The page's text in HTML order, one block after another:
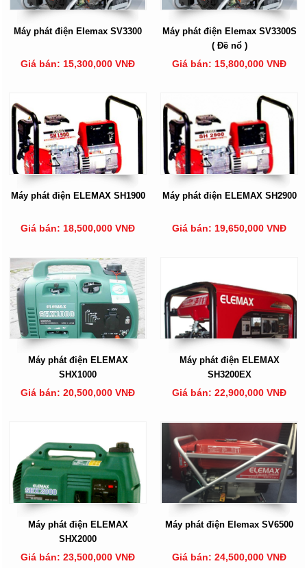
Máy phát điện Elemax SV3300
Giá bán: 15,300,000 VNĐ
Máy phát điện Elemax SV3300S
( Đề nổ )
Giá bán: 15,800,000 VNĐ
Máy phát điện ELEMAX SH1900
Giá bán: 18,500,000 VNĐ
Máy phát điện ELEMAX SH2900
Giá bán: 19,650,000 VNĐ
Máy phát điện ELEMAX
SHX1000
Giá bán: 20,500,000 VNĐ
Máy phát điện ELEMAX
SH3200EX
Giá bán: 22,900,000 VNĐ
Máy phát điện ELEMAX
SHX2000
Giá bán: 23,500,000 VNĐ
Máy phát điện Elemax SV6500
Giá bán: 24,500,000 VNĐ